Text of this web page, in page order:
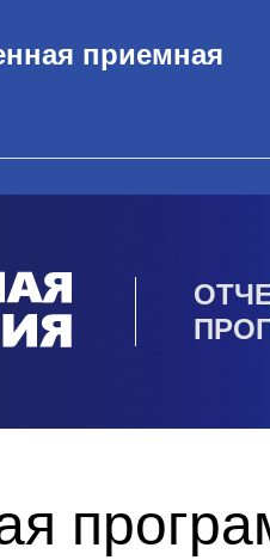
приемная